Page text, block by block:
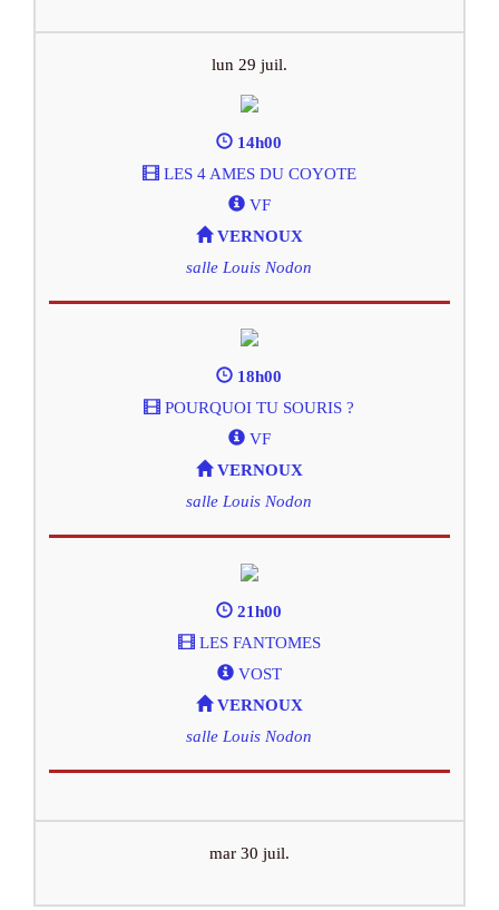
lun 29 juil.
14h00
LES 4 AMES DU COYOTE
VF
VERNOUX
salle Louis Nodon
18h00
POURQUOI TU SOURIS ?
VF
VERNOUX
salle Louis Nodon
21h00
LES FANTOMES
VOST
VERNOUX
salle Louis Nodon
mar 30 juil.